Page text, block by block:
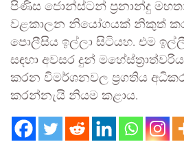
පිණිස ජොන්ස්ටන් ප්‍රනාන්දු
වළකාලන නියෝගයක් නිකුත්
පොලීසිය ඉල්ලා සිටියහ. එම
සඳහා අවසර දුන්
කරන විමර්ශනවල ප්‍රගතිය
කරන්නැයි නියම කළාය.